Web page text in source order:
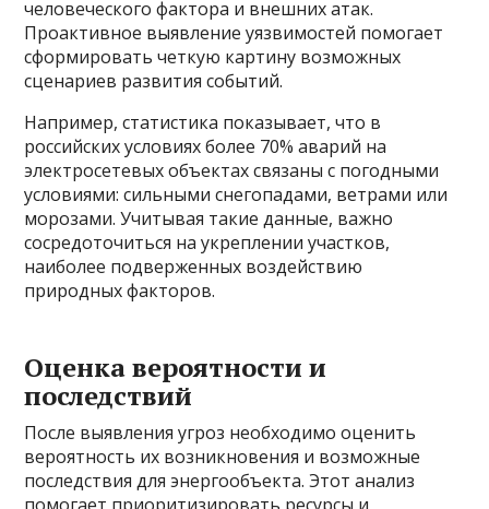
человеческого фактора и внешних атак.
Проактивное выявление уязвимостей помогает
сформировать четкую картину возможных
сценариев развития событий.
Например, статистика показывает, что в
российских условиях более 70% аварий на
электросетевых объектах связаны с погодными
условиями: сильными снегопадами, ветрами или
морозами. Учитывая такие данные, важно
сосредоточиться на укреплении участков,
наиболее подверженных воздействию
природных факторов.
Оценка вероятности и
последствий
После выявления угроз необходимо оценить
вероятность их возникновения и возможные
последствия для энергообъекта. Этот анализ